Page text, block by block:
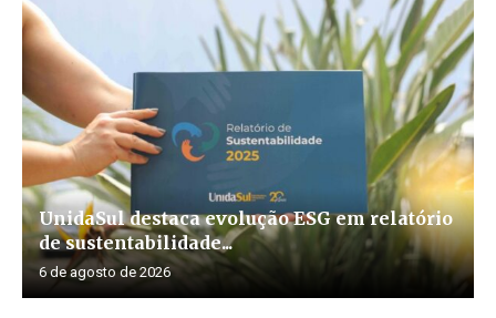
UnidaSul destaca evolução ESG em relatório
de sustentabilidade...
6 de agosto de 2026